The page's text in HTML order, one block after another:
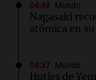
04:49 Mundo
Nagasaki
atómica en
04:37 Mundo
Hutíes de